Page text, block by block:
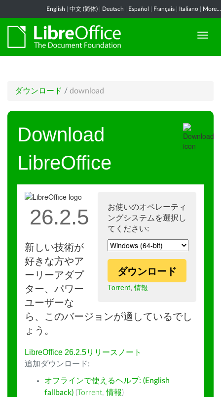
English 中文 (简体) Deutsch Español Français Italiano More...
ダウンロード / download
Download
LibreOffice
お使いのオペレーティ
ングシステムを選択し
てください:
ダウンロード
Torrent,情報
26.2.5
新しい技術が
好きな方やア
ーリーアダプ
ター、パワー
ユーザーな
ら、このバージョンが適しているでし
ょう。
LibreOffice 26.2.5リリースノート
追加ダウンロード:
オフラインで使えるヘルプ: (English
fallback) (Torrent,情報)